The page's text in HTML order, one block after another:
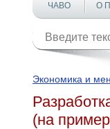
ЧАВО О
Экономика и
(на